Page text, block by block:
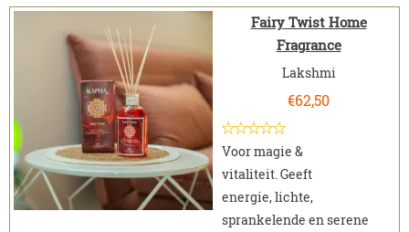
Fairy Twist Home
Fragrance
Lakshmi
€62,50
Voor magie &
vitaliteit. Geeft
energie, lichte,
sprankelende en serene